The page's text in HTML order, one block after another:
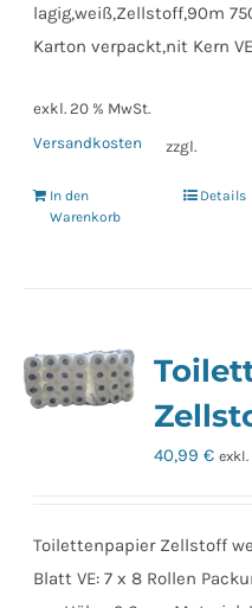
lagig,weiß,Zellstoff,90m
Karton verpackt,nit Kern
exkl. 20 % MwSt.
zzgl.
Versandkosten
In den
Warenkorb
Details
40,99€ exkl.
Toilettenpapier Zellstoff
Blatt VE: 7 x 8 Rollen